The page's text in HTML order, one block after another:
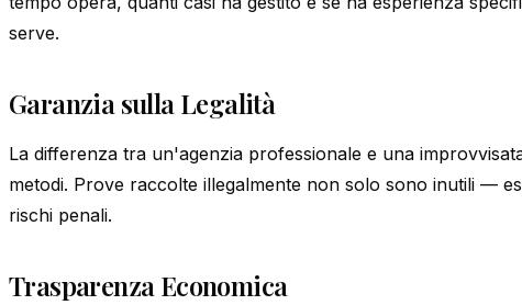
serve.
Garanzia sulla Legalità
La differenza tra un'agenzia professionale e una
metodi. Prove raccolte illegalmente non solo sono inutili —
rischi penali.
Trasparenza Economica